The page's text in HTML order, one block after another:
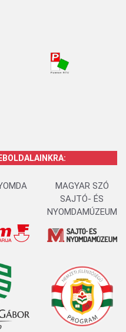
MAGYAR SZÓ
SAJTÓ- ÉS
NYOMDAMÚZEUM